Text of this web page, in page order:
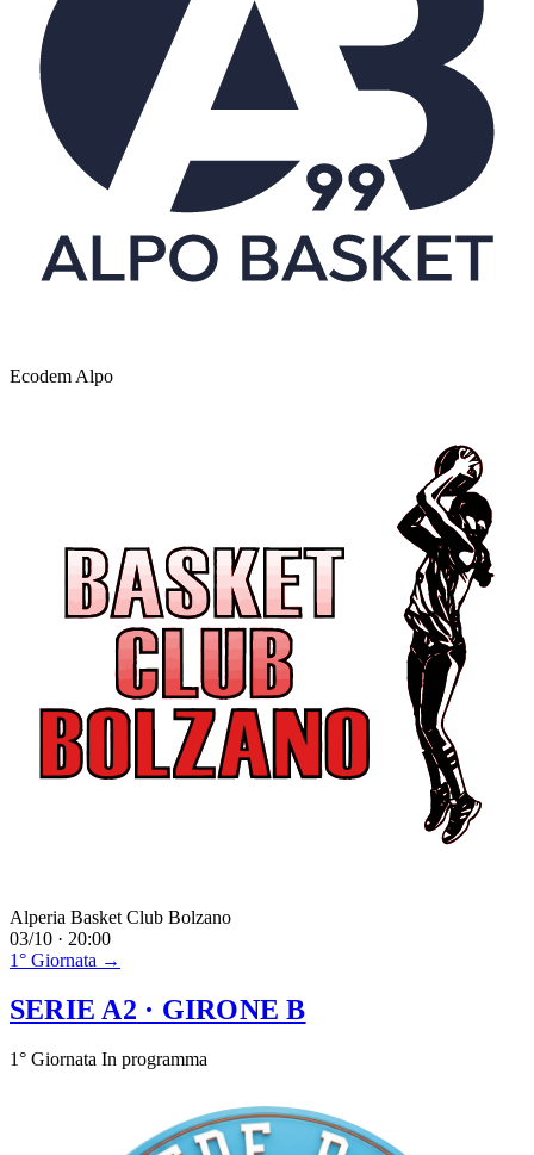
Ecodem Alpo
Alperia Basket Club Bolzano
03/10 · 20:00
1° Giornata →
SERIE A2 · GIRONE B
1° Giornata In programma